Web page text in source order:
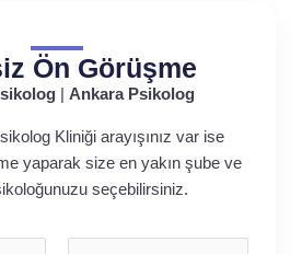
Ön Görüşme
Ankara Psikolog
Kliniği arayışınız var ise
yaparak size en yakın şube ve
seçebilirsiniz.